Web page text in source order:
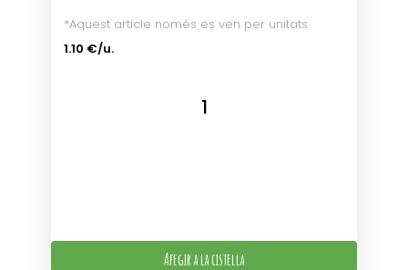
*Aquest article només es ven per unitats
1.10 €/u.
Afegir a la cistella